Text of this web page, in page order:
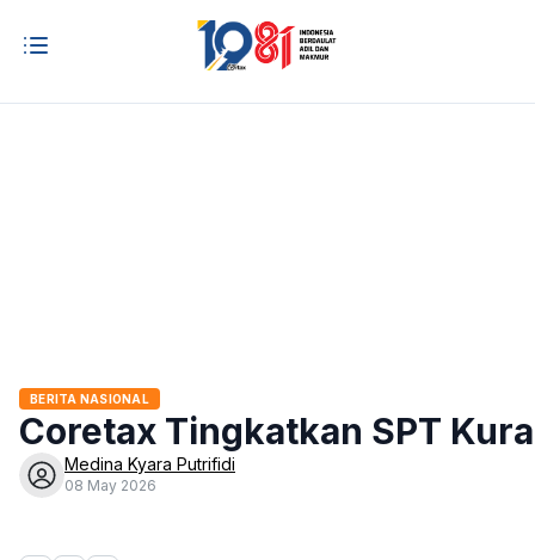
BERITA NASIONAL
Coretax Tingkatkan SPT
Medina Kyara Putrifidi
08 May 2026